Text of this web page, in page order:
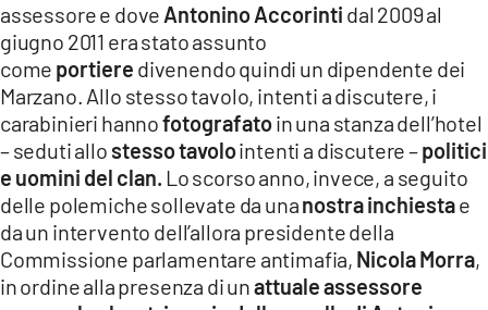
assessore e dove Antonino Accorinti dal 2009 al
giugno 2011 era stato assunto
come portiere divenendo quindi un dipendente dei
Marzano. Allo stesso tavolo, intenti a discutere, i
carabinieri hannofotografatoin una stanza dell’hotel
– seduti allo stesso tavolointenti a discutere –politici
e uomini del clan. Lo scorso anno, invece, a seguito
delle polemiche sollevate da unanostra inchiestae
da un intervento dell’allora presidente della
Commissione parlamentare antimafia, Nicola Morra,
in ordine alla presenza di unattuale assessore